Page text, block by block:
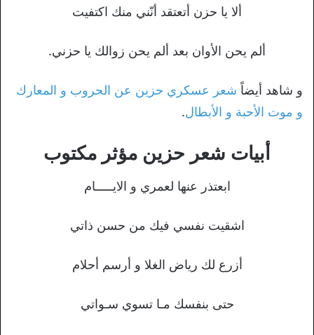
ألا يا حزن أتعتقد أنّني منك اكتفيت
ألم يحن الأوان بعد ألم يحن زوالك يا حزني.
و شاهد أيضاً شعر عسكري حزين عن الحروب و المعارك
و موت الأحبة و الأبطال.
أبيات شعر حزين مؤثر مكتوب
ابعتذر عنها لعمري و الايـــــام
اشقيت نفسي فيك من حسن ذاتي
أزرع لك رياض الغلا و أرسم أحلام
حتى بنفسك مـا تسوي سـواتي